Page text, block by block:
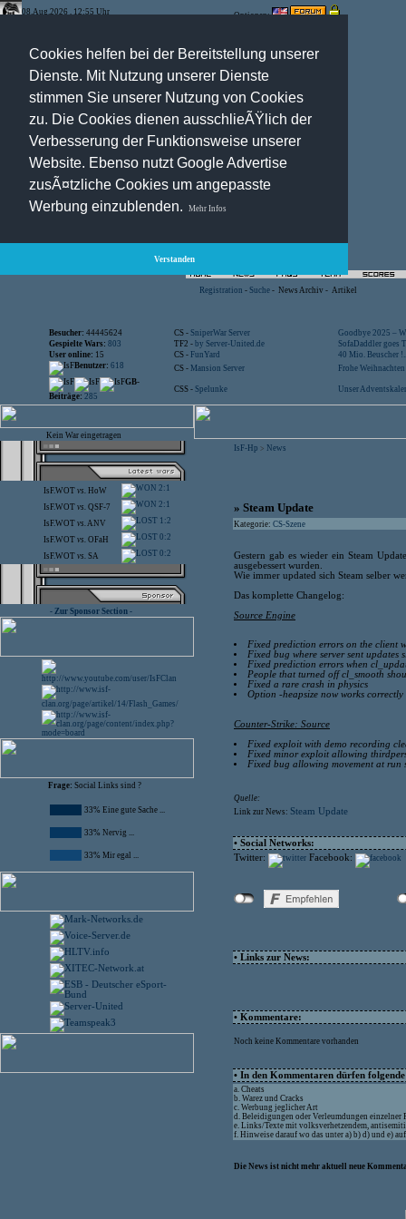
Cookies helfen bei der Bereitstellung unserer
Dienste. Mit Nutzung unserer Dienste
stimmen Sie unserer Nutzung von Cookies
zu. Die Cookies dienen ausschlieÃŸlich der
Verbesserung der Funktionsweise unserer
Website. Ebenso nutzt Google Advertise
zusÃ¤tzliche Cookies um angepasste
Werbung einzublenden.
Mehr Infos
Verstanden
08.Aug.2026 , 12:55 Uhr Optionen:
Registration - Suche - News Archiv - Artikel
Besucher: 44445624 CS - SniperWar Server
Goodbye 2025 –
Gespielte Wars: 803 TF2 - by Server-United.de
SofaDaddler goes
User online: 15 CS - FunYard
40 Mio. Beuscher
Benutzer: 618 CS - Mansion Server
Frohe
GB-
Beiträge: 285
CSS - Spelunke Unser
Kein War eingetragen
IsF.WOT vs. HoW 2:1
IsF.WOT vs. QSF-7 2:1
IsF.WOT vs.ANV 1:2
IsF.WOT vs. OFaH 0:2
IsF.WOT vs. SA 0:2
- Zur Sponsor Section -
Frage: Social Links sind ?
33% Eine gute Sache ...
33% Nervig ...
33% Mir egal ...
IsF-Hp > News
» Steam Update
Kategorie: CS-Szene
Gestern gab es wieder ein Steam
ausgebessert wurden.
Wie immer updated sich Steam selber
Das komplette Changelog:
Source Engine
Fixed prediction errors on the client
Fixed bug where server sent updates
Fixed prediction errors when
People that turned off cl_smooth
Fixed a rare crash in physics
Option -heapsize now works
Counter-Strike: Source
Fixed exploit with demo recording
Fixed minor exploit allowing
Fixed bug allowing movement at run
Quelle:
Link zur News: Steam Update
• Social Networks:
Twitter:
Facebook:
• Links zur News:
• Kommentare:
Noch keine Kommentare vorhanden
• In den Kommentaren dürfen
a. Cheats
b. Warez und Cracks
c. Werbung jeglicher Art
d. Beleidigungen oder Verleumdungen einzelner
e. Links/Texte mit volksverhetzendem,
f. Hinweise darauf wo das unter a) b) d) und e)
Die News ist nicht mehr aktuell neue